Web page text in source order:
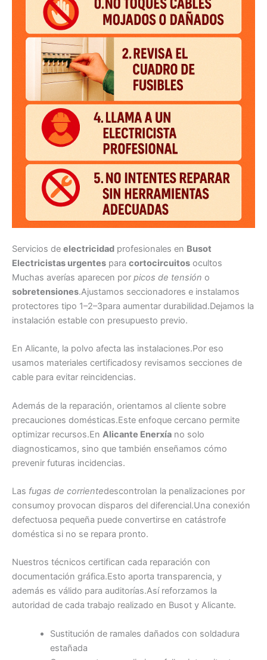
Servicios de electricidad profesionales en Busot
Electricistas urgentes para cortocircuitos ocultos
Muchas averías aparecen por picos de tensión o
sobretensiones.Ajustamos seccionadores e instalamos
protectores tipo 1–2–3para aumentar durabilidad.Dejamos la
instalación estable con presupuesto previo.
En Alicante, la polvo afecta las instalaciones.Por eso
usamos materiales certificadosy revisamos secciones de
cable para evitar reincidencias.
Además de la reparación, orientamos al cliente sobre
precauciones domésticas.Este enfoque cercano permite
optimizar recursos.En Alicante Enerxía no solo
diagnosticamos, sino que también enseñamos cómo
prevenir futuras incidencias.
Las fugas de corrientedescontrolan la penalizaciones por
consumoy provocan disparos del diferencial.Una conexión
defectuosa pequeña puede convertirse en catástrofe
doméstica si no se repara pronto.
Nuestros técnicos certifican cada reparación con
documentación gráfica.Esto aporta transparencia, y
además es válido para auditorías.Así reforzamos la
autoridad de cada trabajo realizado en Busot y Alicante.
Sustitución de ramales dañados con soldadura
estañada